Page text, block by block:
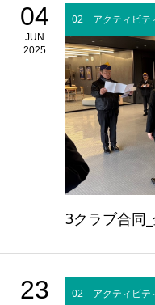
04
JUN
2025
02 アクティビテ
3クラブ合同
23 02 アクティビテ